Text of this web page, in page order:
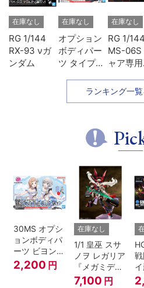
在庫なし
RG 1/144
RX-93 νガ
ンダム
在庫なし
オプション
ボディパー
ツ タイプ
在庫なし
RG 1/144
MS-06S
ャア専用
ランキング一
30MS オプシ
ョンボディパ
ーツ ビヨンド
ザブルースカ
イ1[カラーA]
2,200 円
在庫なし
1/1 皇巫 スサ
ノヲ レガリア
『メガミデバ
イス』
7,100 円